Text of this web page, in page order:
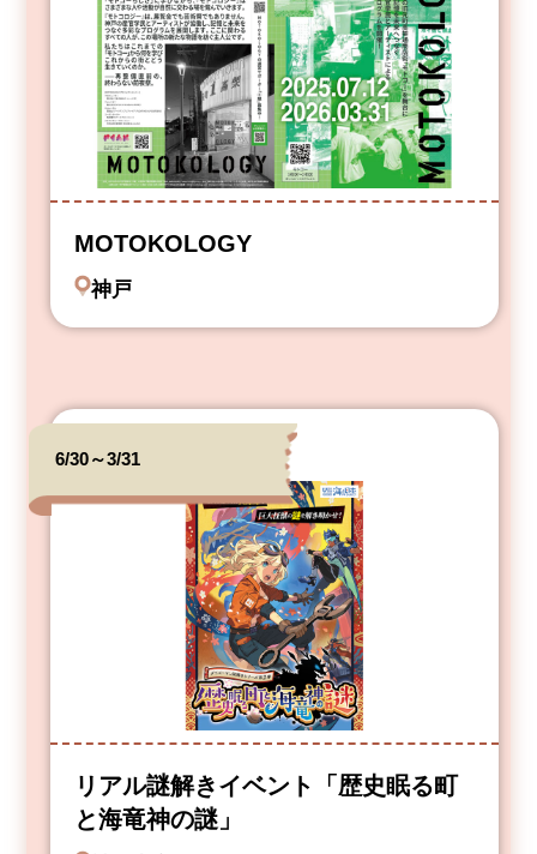
MOTOKOLOGY
神戸
6/30～3/31
リアル謎解きイベント「歴史眠る町
と海竜神の謎」